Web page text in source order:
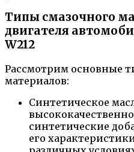
Типы смазочного
двигателя
W212
Рассмотрим основные
материалов:
Синтетическое
синтетические
его